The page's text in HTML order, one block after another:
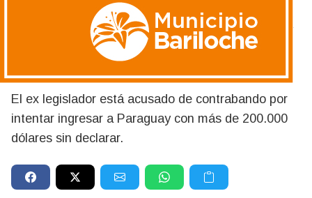
Arranca el juicio contra el ex
senador Edgardo Kueider en
Paraguay
El ex legislador está acusado de contrabando por
intentar ingresar a Paraguay con más de 200.000
dólares sin declarar.